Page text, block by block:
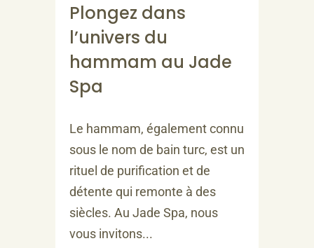
Plongez dans
l’univers du
hammam au Jade
Spa
Le hammam, également connu
sous le nom de bain turc, est un
rituel de purification et de
détente qui remonte à des
siècles. Au Jade Spa, nous
vous invitons...